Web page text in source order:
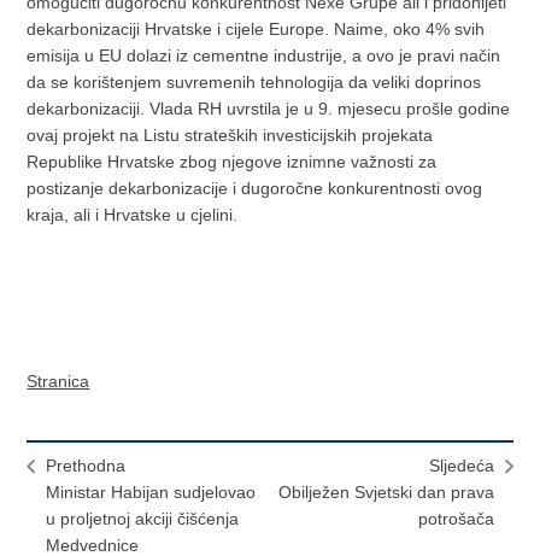
dekarbonizaciji Hrvatske i cijele Europe. Naime, oko 4% svih
emisija u EU dolazi iz cementne industrije, a ovo je pravi način
da se korištenjem suvremenih tehnologija da veliki doprinos
dekarbonizaciji. Vlada RH uvrstila je u 9. mjesecu prošle godine
ovaj projekt na Listu strateških investicijskih projekata
Republike Hrvatske zbog njegove iznimne važnosti za
postizanje dekarbonizacije i dugoročne konkurentnosti ovog
kraja, ali i Hrvatske u cjelini.
Stranica
Prethodna
Ministar Habijan sudjelovao
u proljetnoj akciji čišćenja
Medvednice
Sljedeća
Obilježen Svjetski dan prava
potrošača